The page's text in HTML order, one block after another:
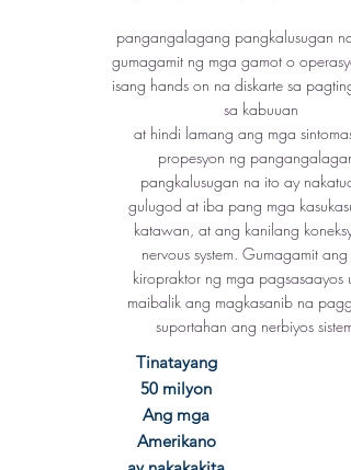
pangangalagang pangkalusugan
gumagamit ng mga gamot o
isang hands on na diskarte sa
sa kabuuan
at hindi lamang ang mga
propesyon ng
pangkalusugan na ito ay
gulugod at iba pang mga
katawan, at ang kanilang
nervous system. Gumagamit ang
kiropraktor ng mga pagsasaayos
maibalik ang magkasanib na
suportahan ang nerbiyos
Tinatayang
50 milyon
Ang mga
Amerikano